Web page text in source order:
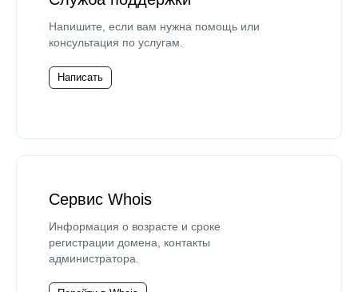
Напишите, если вам нужна помощь или
консультация по услугам.
Написать
Сервис Whois
Информация о возрасте и сроке
регистрации домена, контакты
администратора.